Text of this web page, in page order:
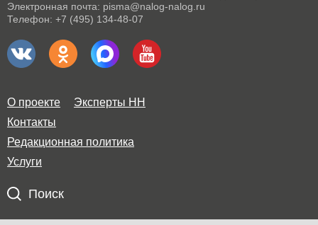
Электронная почта: pisma@nalog-nalog.ru
Телефон: +7 (495) 134-48-07
О проекте
Эксперты НН
Контакты
Редакционная политика
Услуги
Поиск